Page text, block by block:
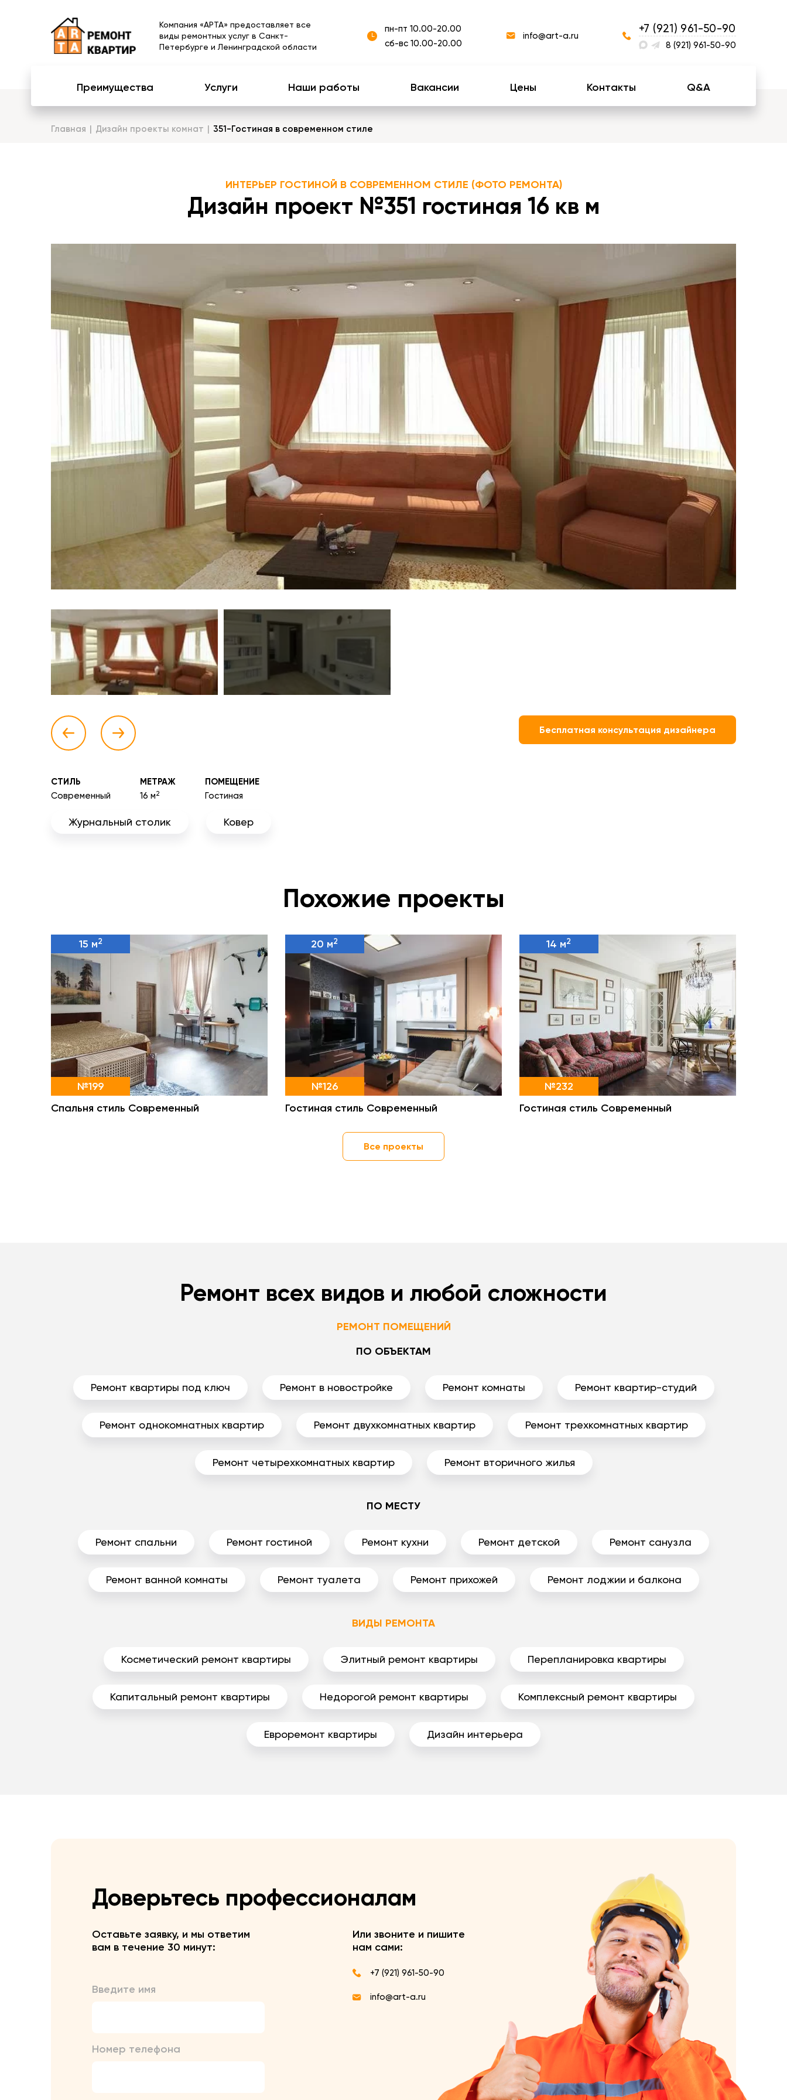
Компания «АРТА» предоставляет все
виды ремонтных услуг в Санкт-
Петербурге и Ленинградской области
пн-пт 10.00-20.00
сб-вс 10.00-20.00
info@art-a.ru
+7 (921) 961-50-90
8 (921) 961-50-90
Преимущества Услуги Наши работы Вакансии Цены Контакты Q&A
Главная Дизайн проекты комнат 351-Гостиная в современном стиле
ИНТЕРЬЕР ГОСТИНОЙ В СОВРЕМЕННОМ СТИЛЕ (ФОТО РЕМОНТА)
Дизайн проект №351 гостиная 16 кв м
Бесплатная консультация дизайнера
СТИЛЬ
Современный
МЕТРАЖ
16 м2
ПОМЕЩЕНИЕ
Гостиная
Журнальный столик Ковер
Похожие проекты
15 м2
№199
Спальня стиль Современный
20 м2
№126
Гостиная стиль Современный
14 м2
№232
Гостиная стиль Современный
Все проекты
Ремонт всех видов и любой сложности
РЕМОНТ ПОМЕЩЕНИЙ
ПО ОБЪЕКТАМ
Ремонт квартиры под ключ Ремонт в новостройке Ремонт комнаты Ремонт квартир-студий
Ремонт однокомнатных квартир Ремонт двухкомнатных квартир Ремонт трехкомнатных квартир
Ремонт четырехкомнатных квартир Ремонт вторичного жилья
ПО МЕСТУ
Ремонт спальни Ремонт гостиной Ремонт кухни Ремонт детской Ремонт санузла
Ремонт ванной комнаты Ремонт туалета Ремонт прихожей Ремонт лоджии и балкона
ВИДЫ РЕМОНТА
Косметический ремонт квартиры Элитный ремонт квартиры Перепланировка квартиры
Капитальный ремонт квартиры Недорогой ремонт квартиры Комплексный ремонт квартиры
Евроремонт квартиры Дизайн интерьера
Доверьтесь профессионалам
Оставьте заявку, и мы ответим
вам в течение 30 минут:
Введите имя
Номер телефона
Или звоните и пишите
нам сами:
+7 (921) 961-50-90
info@art-a.ru